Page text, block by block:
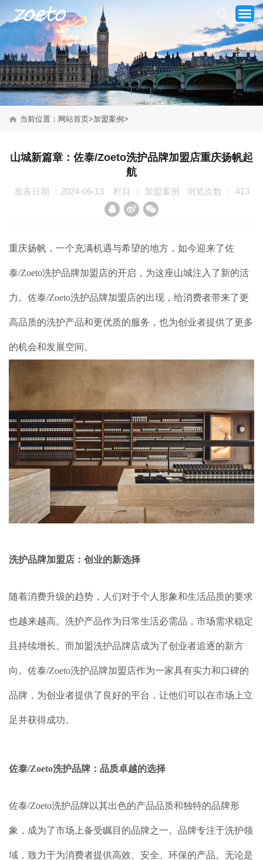
联系我们
当前位置： 网站首页>加盟案例 >
山城新篇章：佐泰/Zoeto洗护品牌加盟店重庆扬帆起
航
发表日期 ：2024-06-13 栏目 ： 加盟案例 浏览次数 ： 413
重庆扬帆，一个充满机遇与希望的地方，如今迎来了佐
泰/Zoeto洗护品牌加盟店的开启，为这座山城注入了新的活
力。佐泰/Zoeto洗护品牌加盟店的出现，给消费者带来了更
高品质的洗护产品和更优质的服务，也为创业者提供了更多
的机会和发展空间。
洗护品牌加盟店：创业的新选择
随着消费升级的趋势，人们对于个人形象和生活品质的要求
也越来越高。洗护产品作为日常生活必需品，市场需求稳定
且持续增长。而加盟洗护品牌店成为了创业者追逐的新方
向。佐泰/Zoeto洗护品牌加盟店作为一家具有实力和口碑的
品牌，为创业者提供了良好的平台，让他们可以在市场上立
足并获得成功。
佐泰/Zoeto洗护品牌：品质卓越的选择
佐泰/Zoeto洗护品牌以其出色的产品品质和独特的品牌形
象，成为了市场上备受瞩目的品牌之一。品牌专注于洗护领
域，致力于为消费者提供高效、安全、环保的产品。无论是